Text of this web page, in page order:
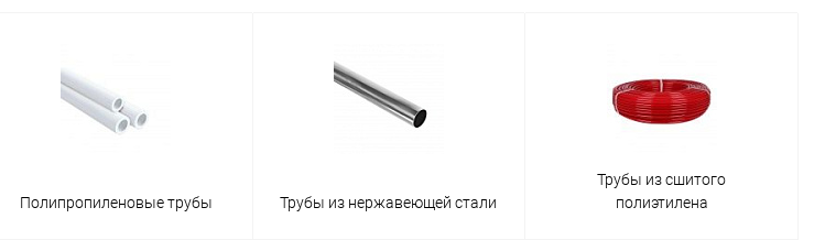
Полипропиленовые трубы Трубы из нержавеющей стали
Трубы из сшитого
полиэтилена